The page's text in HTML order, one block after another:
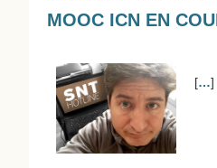
MOOC ICN EN
[…]